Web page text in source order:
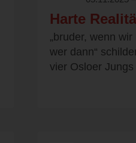
Harte
„bruder, wenn
wer dann“
vier Osloer Jungs